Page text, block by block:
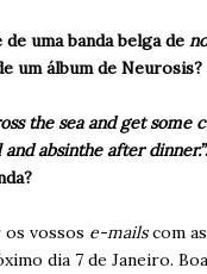
de uma banda belga de
um álbum de Neurosis?
the sea and get some
absinthe after dinner.”
os vossos e-mailscom
dia 7 de Janeiro.